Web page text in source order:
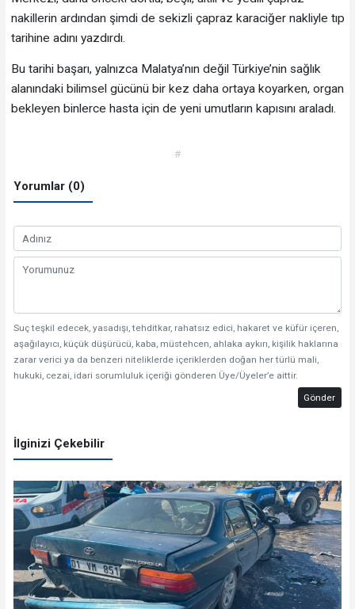
nakillerin ardından şimdi de sekizli çapraz karaciğer nakliyle tıp
tarihine adını yazdırdı.
Bu tarihi başarı, yalnızca Malatya’nın değil Türkiye’nin sağlık
alanındaki bilimsel gücünü bir kez daha ortaya koyarken, organ
bekleyen binlerce hasta için de yeni umutların kapısını araladı.
#
Yorumlar (0)
Suç teşkil edecek, yasadışı, tehditkar, rahatsız edici, hakaret ve küfür içeren,
aşağılayıcı, küçük düşürücü, kaba, müstehcen, ahlaka aykırı, kişilik haklarına
zarar verici ya da benzeri niteliklerde içeriklerden doğan her türlü mali,
hukuki, cezai, idari sorumluluk içeriği gönderen Üye/Üyeler’e aittir.
Gönder
İlginizi Çekebilir